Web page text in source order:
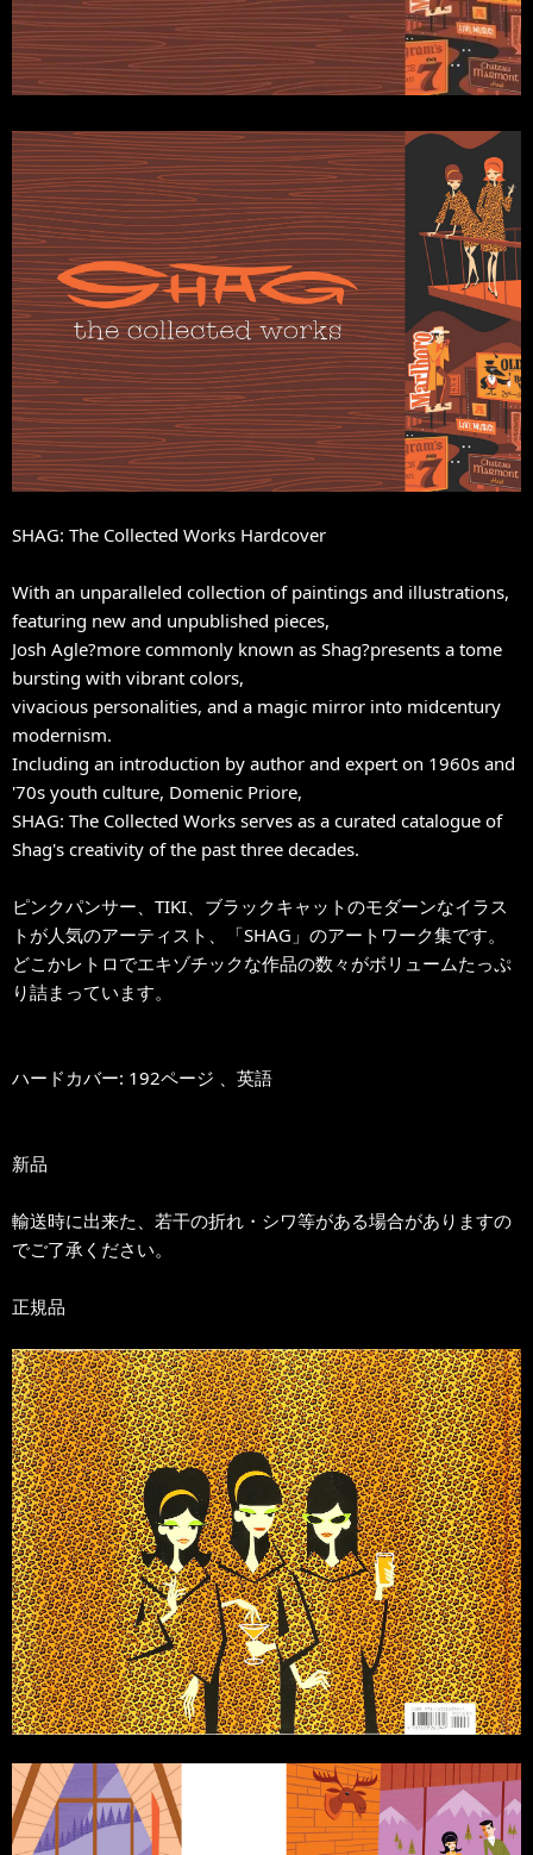
SHAG: The Collected Works Hardcover
With an unparalleled collection of paintings and illustrations,
featuring new and unpublished pieces,
Josh Agle?more commonly known as Shag?presents a tome
bursting with vibrant colors,
vivacious personalities, and a magic mirror into midcentury
modernism.
Including an introduction by author and expert on 1960s and
'70s youth culture, Domenic Priore,
SHAG: The Collected Works serves as a curated catalogue of
Shag's creativity of the past three decades.
ピンクパンサー、TIKI、ブラックキャットのモダーンなイラス
トが人気のアーティスト、「SHAG」のアートワーク集です。
どこかレトロでエキゾチックな作品の数々がボリュームたっぷ
り詰まっています。
ハードカバー: 192ページ 、英語
新品
輸送時に出来た、若干の折れ・シワ等がある場合がありますの
でご了承ください。
正規品